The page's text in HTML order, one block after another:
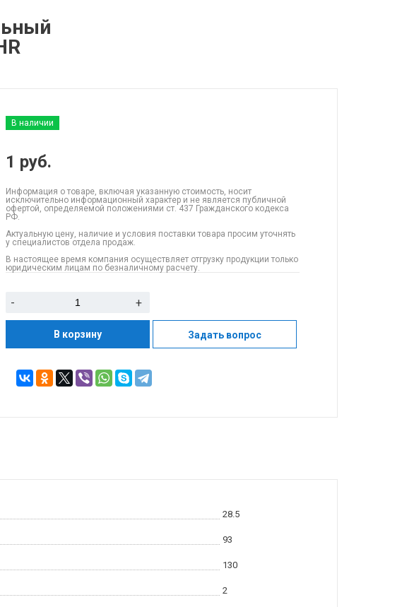
В наличии
1 руб.
Информация о товаре, включая указанную стоимость, носит
исключительно информационный характер и не является публичной
офертой, определяемой положениями ст. 437 Гражданского кодекса
РФ.
Актуальную цену, наличие и условия поставки товара просим уточнять
у специалистов отдела продаж.
В настоящее время компания осуществляет отгрузку продукции только
юридическим лицам по безналичному расчету.
- +
В корзину Задать вопрос
28.5
93
130
2